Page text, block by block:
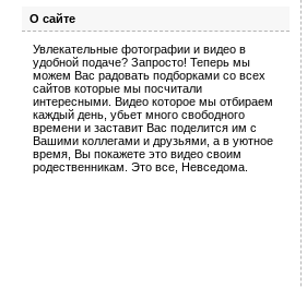
О сайте
Увлекательные фотографии и видео в
удобной подаче? Запросто! Теперь мы
можем Вас радовать подборками со всех
сайтов которые мы посчитали
интересными. Видео которое мы отбираем
каждый день, убьет много свободного
времени и заставит Вас поделится им с
Вашими коллегами и друзьями, а в уютное
время, Вы покажете это видео своим
родественникам. Это все, Невседома.